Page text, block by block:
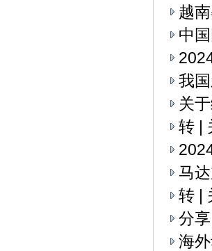
越
中
我
关
转 |
马
转 |
分
海